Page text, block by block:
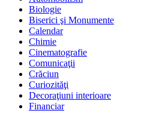
Biologie
Biserici şi Monumente
Calendar
Chimie
Cinematografie
Comunicaţii
Crăciun
Curiozităţi
Decoraţiuni interioare
Financiar